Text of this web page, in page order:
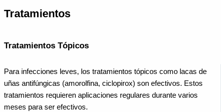
Tratamientos
Tratamientos Tópicos
Para infecciones leves, los tratamientos tópicos como lacas de
uñas antifúngicas (amorolfina, ciclopirox) son efectivos. Estos
tratamientos requieren aplicaciones regulares durante varios
meses para ser efectivos.